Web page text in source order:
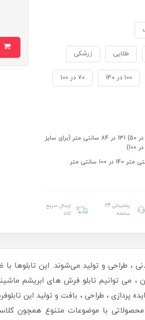
طلایی زرشکی
100 در 140 70 در 100
ابعاد قاب: 79 در 59 سانتی متر (برای سایز 70 در 50) 131 در 84 سانتی متر (برای سایز
پشتیبانی 24
ساعته
ارسال سریع
کالا
، طراحی و تولید می‌شوند. این تابلوها با
توانیم تابلو فرش های ابریشم
پردازی ، طراحی ، بافت و تولید این
محصولاتی با موضوعات متنوع همچون